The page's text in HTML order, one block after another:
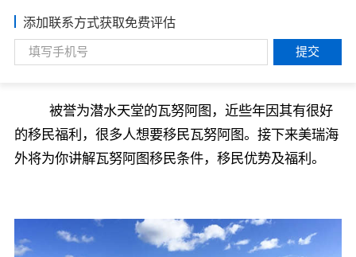
添加联系方式获取免费评估
提交
被誉为潜水天堂的瓦努阿图，近些年因其有很好
的移民福利，很多人想要移民瓦努阿图。接下来美瑞海
外将为你讲解瓦努阿图移民条件，移民优势及福利。